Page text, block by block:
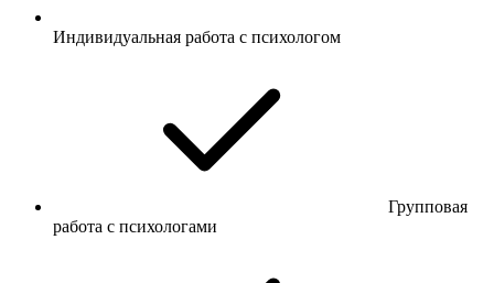
Индивидуальная работа с психологом
Групповая
работа с психологами